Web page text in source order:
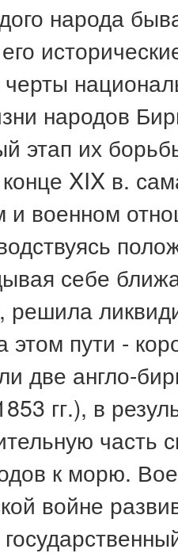
народа
народов
этап их
XIX в.
и военном
себе
решила
этом пути -
две англо-
гг.), в
часть
к морю.
войне